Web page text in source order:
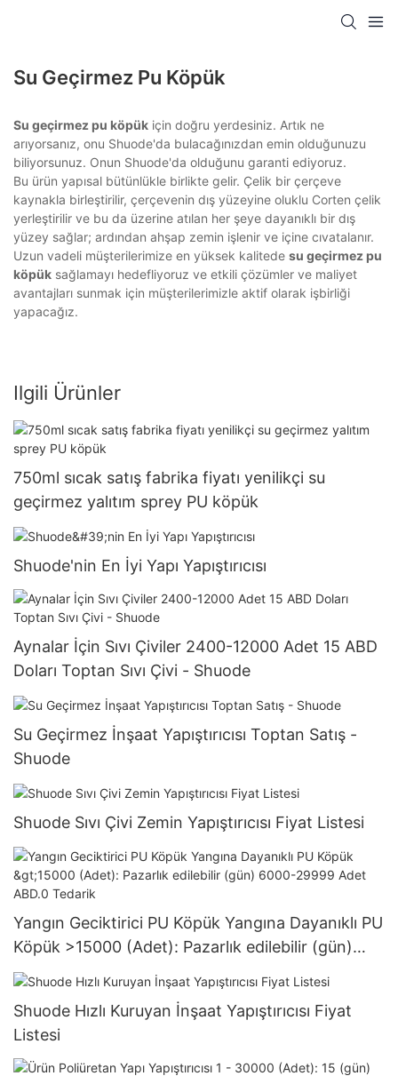
Su Geçirmez Pu Köpük
Su geçirmez pu köpük için doğru yerdesiniz. Artık ne
arıyorsanız, onu Shuode'da bulacağınızdan emin olduğunuzu
biliyorsunuz. Onun Shuode'da olduğunu garanti ediyoruz.
Bu ürün yapısal bütünlükle birlikte gelir. Çelik bir çerçeve
kaynakla birleştirilir, çerçevenin dış yüzeyine oluklu Corten çelik
yerleştirilir ve bu da üzerine atılan her şeye dayanıklı bir dış
yüzey sağlar; ardından ahşap zemin işlenir ve içine cıvatalanır.
Uzun vadeli müşterilerimize en yüksek kalitede su geçirmez pu
köpük sağlamayı hedefliyoruz ve etkili çözümler ve maliyet
avantajları sunmak için müşterilerimizle aktif olarak işbirliği
yapacağız.
Ilgili Ürünler
750ml sıcak satış fabrika fiyatı yenilikçi su
geçirmez yalıtım sprey PU köpük
Shuode'nin En İyi Yapı Yapıştırıcısı
Aynalar İçin Sıvı Çiviler 2400-12000 Adet 15 ABD
Doları Toptan Sıvı Çivi - Shuode
Su Geçirmez İnşaat Yapıştırıcısı Toptan Satış -
Shuode
Shuode Sıvı Çivi Zemin Yapıştırıcısı Fiyat Listesi
Yangın Geciktirici PU Köpük Yangına Dayanıklı PU
Köpük >15000 (Adet): Pazarlık edilebilir (gün)
6000-29999 Adet ABD.0 Tedarik
Shuode Hızlı Kuruyan İnşaat Yapıştırıcısı Fiyat
Listesi